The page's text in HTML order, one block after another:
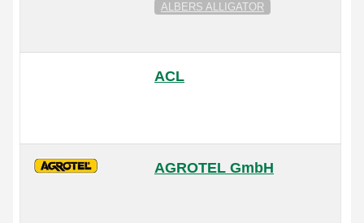
ALBERS ALLIGATOR
ACL
AGROTEL GmbH